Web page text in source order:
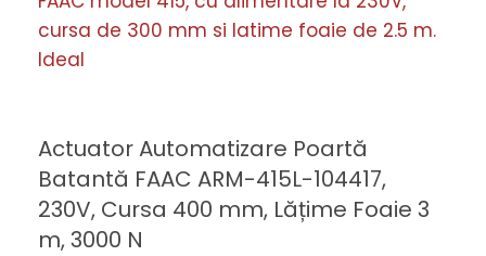
Actuator Automatizare Poartă
Batantă FAAC ARM-415L-104417,
230V, Cursa 400 mm, Lățime Foaie 3
m, 3000 N